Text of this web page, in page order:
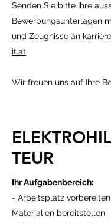
Senden Sie bitte Ihre
Bewerbungsunterlagen
und Zeugnisse an
it.at
Wir freuen uns auf Ihre
TEUR
Ihr Aufgabenbereich:
- Arbeitsplatz
Materialien bereitstellen